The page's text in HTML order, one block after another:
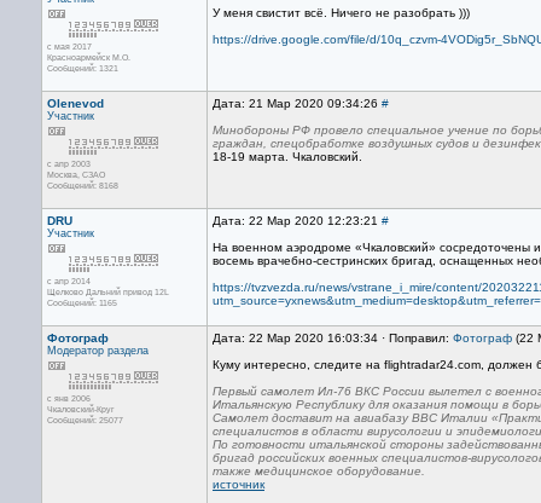
с мая 2017
Красноармейск М.О.
Сообщений: 1321
У меня свистит всё. Ничего не разобрать )))
https://drive.google.com/file/d/10q_czvm-
Olenevod
Участник
с апр 2003
Москва, СЗАО
Сообщений: 8168
Дата: 21 Мар 2020 09:34:26 #
Минобороны РФ провело специальное учение по
граждан, спецобработке воздушных судов и
18-19 марта. Чкаловский.
DRU
Участник
с апр 2014
Щелково Дальний привод 12L
Сообщений: 1165
Дата: 22 Мар 2020 12:23:21 #
На военном аэродроме «Чкаловский» сосредоточены
восемь врачебно-сестринских бригад, оснащенных
https://tvzvezda.ru/news/vstrane_i_mire/content/
Фотограф
Модератор раздела
с янв 2006
Чкаловский-Круг
Сообщений: 25077
Дата: 22 Мар 2020 16:03:34 · Поправил: Фотограф (22
Куму интересно, следите на flightradar24.com, должен
Первый самолет Ил-76 ВКС России вылетел с
Итальянскую Республику для оказания помощи в
Самолет доставит на авиабазу ВВС Италии
специалистов в области вирусологии и
По готовности итальянской стороны
бригад российских военных специалистов-
также медицинское оборудование.
источник